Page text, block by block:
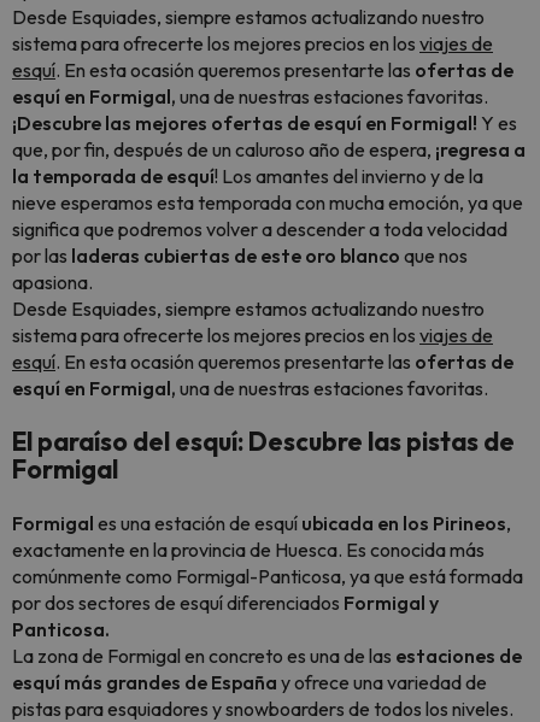
Desde Esquiades, siempre estamos actualizando nuestro
sistema para ofrecerte los mejores precios en los viajes de
esquí. En esta ocasión queremos presentarte las ofertas de
esquí en Formigal, una de nuestras estaciones favoritas.
¡Descubre las mejores ofertas de esquí en Formigal! Y es
que, por fin, después de un caluroso año de espera, ¡regresa a
la temporada de esquí! Los amantes del invierno y de la
nieve esperamos esta temporada con mucha emoción, ya que
significa que podremos volver a descender a toda velocidad
por las laderas cubiertas de este oro blanco que nos
apasiona.
Desde Esquiades, siempre estamos actualizando nuestro
sistema para ofrecerte los mejores precios en los viajes de
esquí. En esta ocasión queremos presentarte las ofertas de
esquí en Formigal, una de nuestras estaciones favoritas.
El paraíso del esquí: Descubre las pistas de
Formigal
Formigal es una estación de esquí ubicada en los Pirineos,
exactamente en la provincia de Huesca. Es conocida más
comúnmente como Formigal-Panticosa, ya que está formada
por dos sectores de esquí diferenciados Formigal y
Panticosa.
La zona de Formigal en concreto es una de las estaciones de
esquí más grandes de España y ofrece una variedad de
pistas para esquiadores ysnowboarders de todos los niveles.